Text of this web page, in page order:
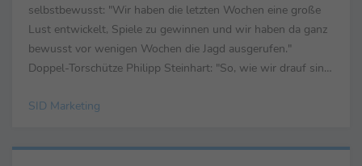
selbstbewusst: "Wir haben die letzten Wochen eine große
Lust entwickelt, Spiele zu gewinnen und wir haben da ganz
bewusst vor wenigen Wochen die Jagd ausgerufen."
Doppel-Torschütze Philipp Steinhart: "So, wie wir drauf sind,
SID Marketing